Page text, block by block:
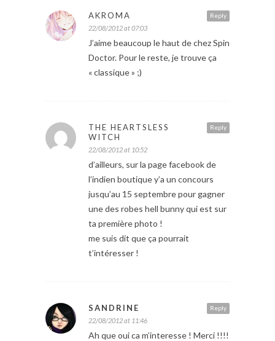
Reply
AKROMA
22/08/2012 at 07:03
J’aime beaucoup le haut de chez Spin
Doctor. Pour le reste, je trouve ça
« classique » ;)
Reply
THE HEARTSLESS
WITCH
22/08/2012 at 10:52
d’ailleurs, sur la page facebook de
l’indien boutique y’a un concours
jusqu’au 15 septembre pour gagner
une des robes hell bunny qui est sur
ta première photo !
me suis dit que ça pourrait
t’intéresser !
Reply
SANDRINE
22/08/2012 at 11:46
Ah que oui ca m’interesse ! Merci !!!!